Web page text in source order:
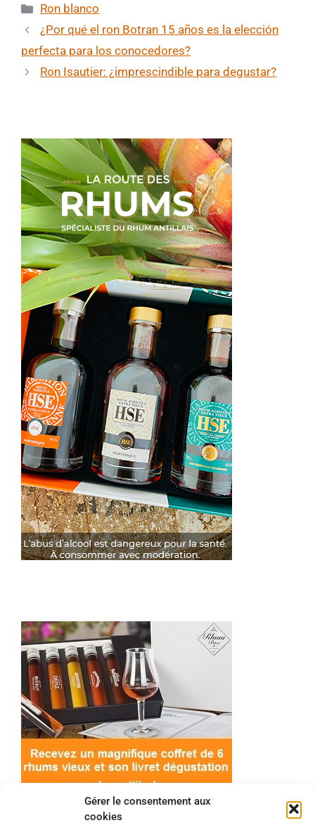
Gérer le consentement aux
cookies
Categorías
Ron blanco
¿Por qué el ron Botran 15 años es la elección
perfecta para los conocedores?
Ron Isautier: ¿imprescindible para degustar?